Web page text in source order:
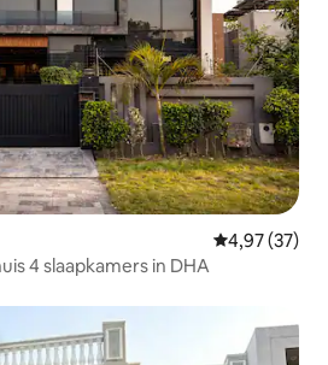
Gemiddelde
4,97 (37)
4 slaapkamers in DHA